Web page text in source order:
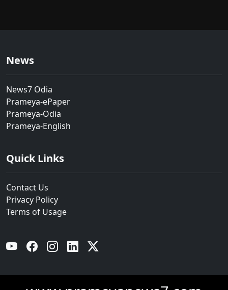
News
News7 Odia
Prameya-ePaper
Prameya-Odia
Prameya-English
Quick Links
Contact Us
Privacy Policy
Terms of Usage
YouTube Facebook Instagram Linkedin